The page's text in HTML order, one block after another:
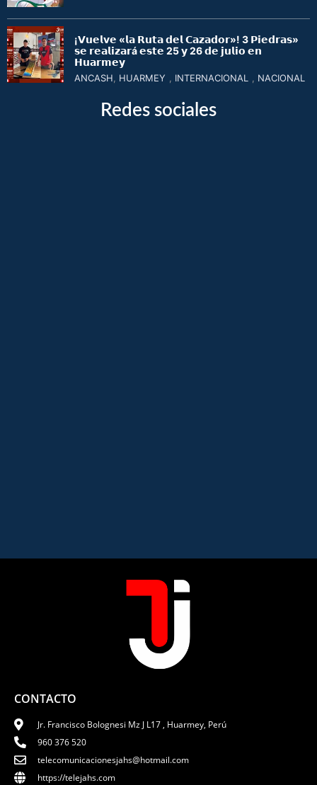
¡𝗩𝘂𝗲𝗹𝘃𝗲 «𝗹𝗮 𝗥𝘂𝘁𝗮 𝗱𝗲𝗹 𝗖𝗮𝘇𝗮𝗱𝗼𝗿»! 3 𝗣𝗶𝗲𝗱𝗿𝗮𝘀»
𝘀𝗲 𝗿𝗲𝗮𝗹𝗶𝘇𝗮𝗿á 𝗲𝘀𝘁𝗲 25 𝘆 26 𝗱𝗲 𝗷𝘂𝗹𝗶𝗼 𝗲𝗻
𝗛𝘂𝗮𝗿𝗺𝗲𝘆
ANCASH HUARMEY INTERNACIONAL NACIONAL
Redes sociales
CONTACTO
Jr. Francisco Bolognesi Mz J L17 , Huarmey, Perú
960 376 520
telecomunicacionesjahs@hotmail.com
https://telejahs.com